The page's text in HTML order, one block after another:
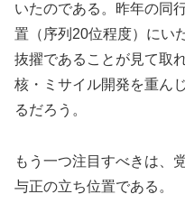
いたのである。昨年の同
置（序列20位程度）にい
抜擢であることが見て取
核・ミサイル開発を重ん
るだろう。
もう一つ注目すべきは、
与正の立ち位置である。